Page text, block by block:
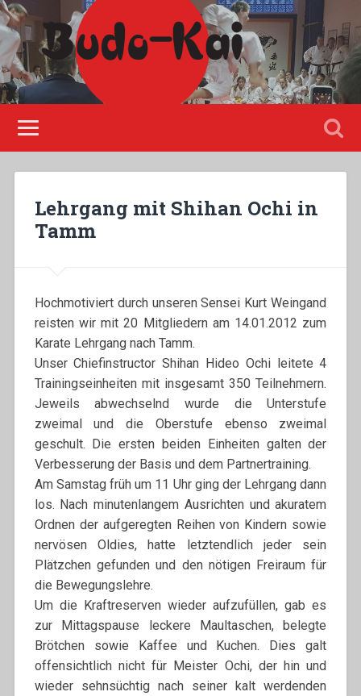
Please disable Adblock!
Lehrgang mit Shihan Ochi in
Tamm
Hochmotiviert durch unseren Sensei Kurt Weingand
reisten wir mit 20 Mitgliedern am 14.01.2012 zum
Karate Lehrgang nach Tamm.
Unser Chiefinstructor Shihan Hideo Ochi leitete 4
Trainingseinheiten mit insgesamt 350 Teilnehmern.
Jeweils abwechselnd wurde die Unterstufe
zweimal und die Oberstufe ebenso zweimal
geschult. Die ersten beiden Einheiten galten der
Verbesserung der Basis und dem Partnertraining.
Am Samstag früh um 11 Uhr ging der Lehrgang dann
los. Nach minutenlangem Ausrichten und akuratem
Ordnen der aufgeregten Reihen von Kindern sowie
nervösen Oldies, hatte letztendlich jeder sein
Plätzchen gefunden und den nötigen Freiraum für
die Bewegungslehre.
Um die Kraftreserven wieder aufzufüllen, gab es
zur Mittagspause leckere Maultaschen, belegte
Brötchen sowie Kaffee und Kuchen. Dies galt
offensichtlich nicht für Meister Ochi, der hin und
wieder sehnsüchtig nach seiner kalt werdenden